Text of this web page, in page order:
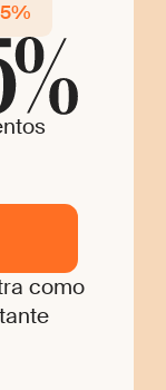
como